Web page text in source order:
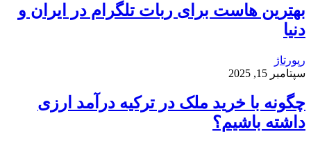
بهترین هاست برای ربات تلگرام در ایران و
دنیا
رپورتاژ
سپتامبر 15, 2025
چگونه با خرید ملک در ترکیه درآمد ارزی
داشته باشیم؟